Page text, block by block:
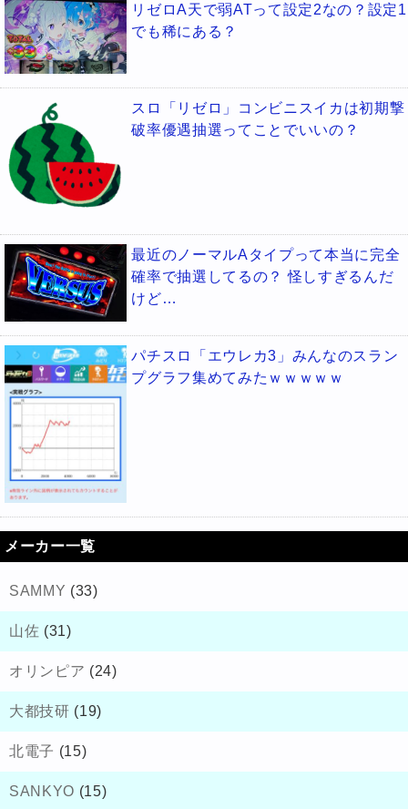
リゼロA天で弱ATって設定2なの？設定1
でも稀にある？
スロ「リゼロ」コンビニスイカは初期撃
破率優遇抽選ってことでいいの？
最近のノーマルAタイプって本当に完全
確率で抽選してるの？ 怪しすぎるんだ
けど…
パチスロ「エウレカ3」みんなのスラン
プグラフ集めてみたｗｗｗｗｗ
メーカー一覧
SAMMY (33)
山佐 (31)
オリンピア (24)
大都技研 (19)
北電子 (15)
SANKYO (15)